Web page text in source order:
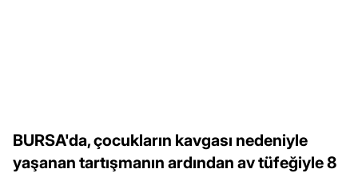
BURSA'da, çocukların kavgası nedeniyle
yaşanan tartışmanın ardından av tüfeğiyle 8